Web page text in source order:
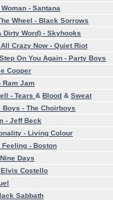
- Santana
Wheel - Black Sorrows
Dirty Word) - Skyhooks
Crazy Now - Quiet Riot
On You Again - Party Boys
Cooper
Ram Jam
- Tears & Blood & Sweat
Boys - The Choirboys
- Jeff Beck
- Living Colour
Feeling - Boston
Nine Days
Elvis Costello
Sabbath